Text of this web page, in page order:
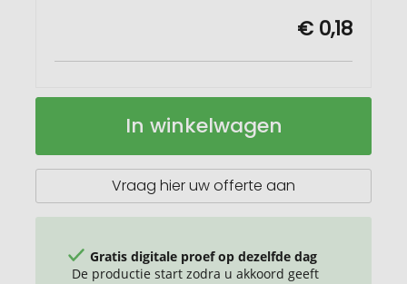
€ 0,18
Balpen
Op
In winkelwagen
Vraag hier uw offerte aan
Gratis digitale proef op dezelfde dag
De productie start zodra u akkoord geeft